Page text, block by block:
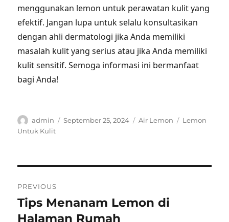
menggunakan lemon untuk perawatan kulit yang
efektif. Jangan lupa untuk selalu konsultasikan
dengan ahli dermatologi jika Anda memiliki
masalah kulit yang serius atau jika Anda memiliki
kulit sensitif. Semoga informasi ini bermanfaat
bagi Anda!
Author
admin
Posted
September 25, 2024 Categories
Air Lemon Tags
Lemon
Untuk Kulit
navigation
PREVIOUS
Previous
post:
Tips Menanam Lemon di
Halaman Rumah